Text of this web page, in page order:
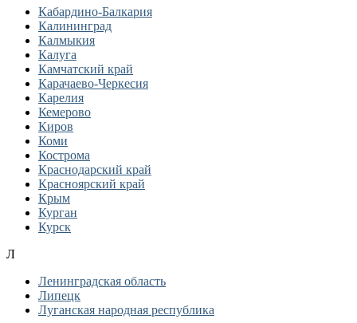
Кабардино-Балкария
Калининград
Калмыкия
Калуга
Камчатский край
Карачаево-Черкесия
Карелия
Кемерово
Киров
Коми
Кострома
Краснодарский край
Красноярский край
Крым
Курган
Курск
Л
Ленинградская область
Липецк
Луганская народная республика